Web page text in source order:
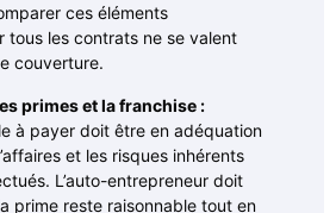
ces éléments
tous les contrats ne se valent
couverture.
primes et la franchise :
à payer doit être en adéquation
et les risques inhérents
L’auto-entrepreneur doit
prime reste raisonnable tout en